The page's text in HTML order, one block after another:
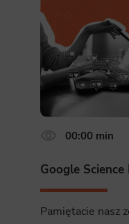
scripts and data stored on the end
basic functions such as site navigation
without this group.
data used to personalize your use of
we may use functional cookies to
you to use the site.
and data used to collect information to
aggregate demographic statistics about
00:00 min
Google
Pamiętacie nasz